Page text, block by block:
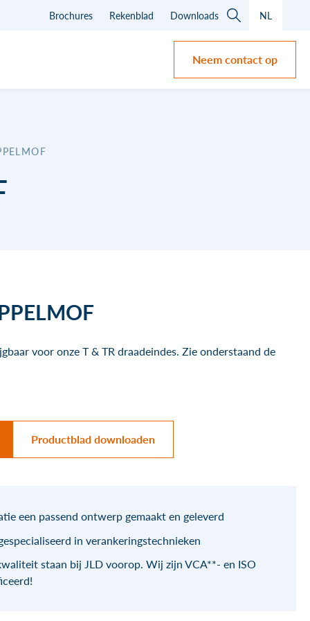
Brochures Rekenblad Downloads NL
Neem contact op
voor onze T & TR draadeindes. Zie onderstaand de
Productblad downloaden
een passend ontwerp gemaakt en geleverd
in verankeringstechnieken
staan bij JLD voorop. Wij zijn VCA**- en ISO